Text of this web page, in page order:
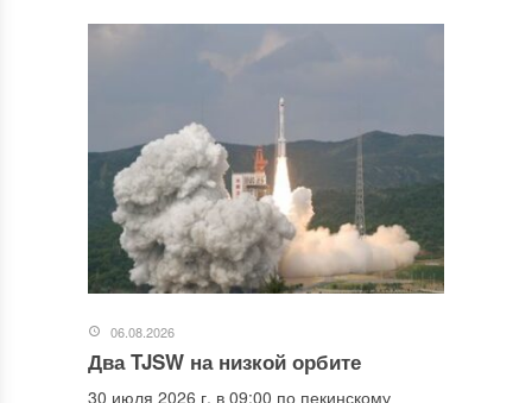
06.08.2026
Два TJSW на низкой орбите
30 июля 2026 г. в 09:00 по пекинскому